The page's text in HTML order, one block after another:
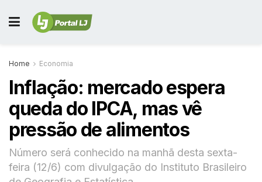
Home Economia
Inflação: mercado espera
queda do IPCA, mas vê
pressão de alimentos
Número será conhecido na manhã desta sexta-
feira (12/6) com divulgação do Instituto Brasileiro